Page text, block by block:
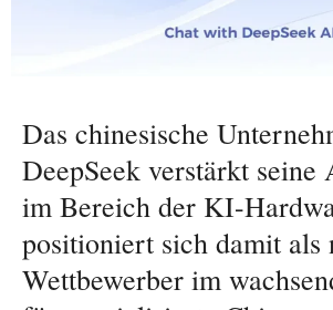
Das chinesische
DeepSeek verstärkt
im Bereich der KI-
positioniert sich damit als
Wettbewerber im